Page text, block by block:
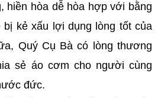
hiền hòa dễ hòa hợp với bằng
bị kẻ xấu lợi dụng lòng tốt của
Quý Cụ Bà có lòng thương
sẻ áo cơm cho người cùng
đức.